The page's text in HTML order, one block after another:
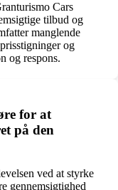
Cars
tilbud og
manglende
og
og respons.
for at
på den
ved at styrke
gennemsigtighed